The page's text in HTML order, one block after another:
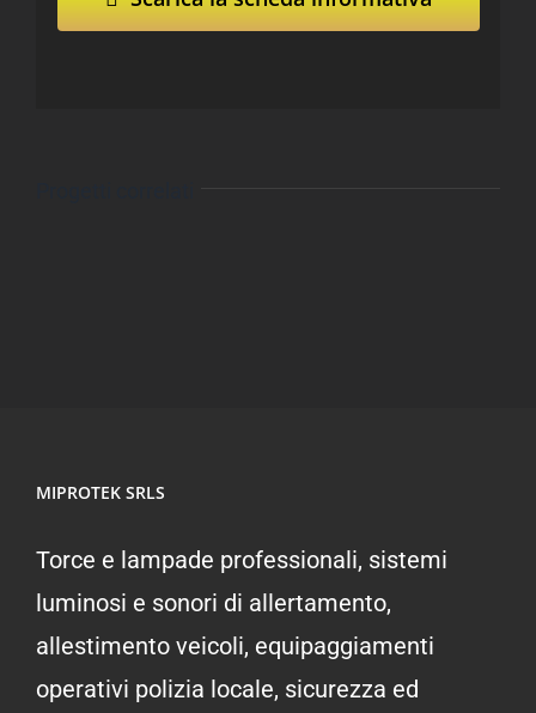
MIPROTEK SRLS
Torce e lampade professionali, sistemi
luminosi e sonori di allertamento,
allestimento veicoli, equipaggiamenti
operativi polizia locale, sicurezza ed